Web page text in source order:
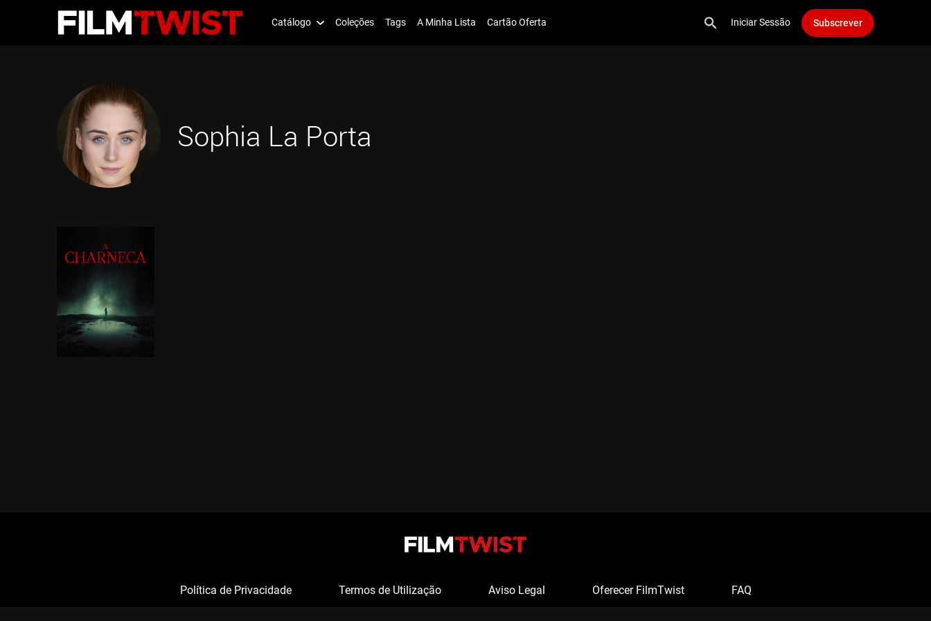
Catálogo Coleções Tags A Minha Lista Cartão Oferta Iniciar Sessão Subscrever
Sophia La Porta
Política de Privacidade Termos de Utilização Aviso Legal Oferecer FilmTwist FAQ